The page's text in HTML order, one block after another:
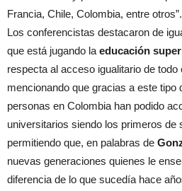
Francia, Chile, Colombia, entre otros”.
Los conferencistas destacaron de
que está jugando la educación
respecta al acceso igualitario de
mencionando que gracias a este tipo
personas en Colombia han podido
universitarios siendo los primeros de
permitiendo que, en palabras de
nuevas generaciones quienes le
diferencia de lo que sucedía hace